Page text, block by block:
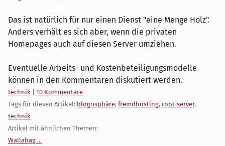
Das ist natürlich für nur einen Dienst "eine Menge Holz".
Anders verhält es sich aber, wenn die privaten
Homepages auch auf diesen Server umziehen.
Eventuelle Arbeits- und Kostenbeteiligungsmodelle
können in den Kommentaren diskutiert werden.
Kategorien:
technik
10 Kommentare
Tags für diesen Artikel: blogosphäre, fremdhosting, root-server,
technik
Artikel mit ähnlichen Themen:
Wallabag ...